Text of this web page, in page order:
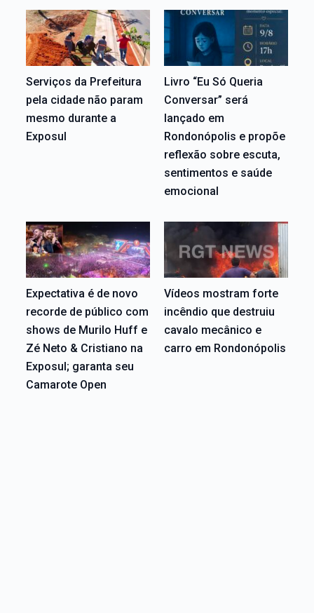
Serviços da Prefeitura
pela cidade não param
mesmo durante a
Exposul
Livro “Eu Só Queria
Conversar” será
lançado em
Rondonópolis e propõe
reflexão sobre escuta,
sentimentos e saúde
emocional
Expectativa é de novo
recorde de público com
shows de Murilo Huff e
Zé Neto & Cristiano na
Exposul; garanta seu
Camarote Open
Vídeos mostram forte
incêndio que destruiu
cavalo mecânico e
carro em Rondonópolis